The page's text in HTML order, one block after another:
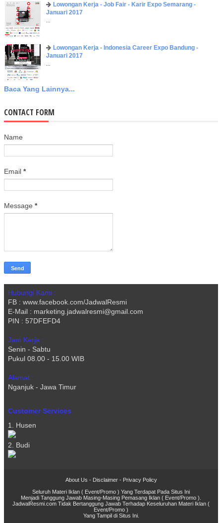
Lowongan Kerja - Job Fair - Karir Expo Semarang -
Januari 2017
...
Lowongan Kerja - Indonesia Career Expo Bandung -
Januari 2017
...
Baca Yang Lainnya...
CONTACT FORM
Name
Email *
Message *
Hubungi Kami :
FB : www.facebook.com/JadwalResmi
E-Mail : marketing.jadwalresmi@gmail.com
PIN : 57DFEFD4
Jam Kerja :
Senin - Sabtu
Pukul 08.00 - 15.00 WIB
Alamat :
Nganjuk - Jawa Timur
Customer Services
1. Husen
2. Budi
About Us - Disclaimer- Privacy Policy
Seluruh Materi Iklan ( Event/Promo ) Yang Terdapat Pada Situs Ini
Menjadi Tanggung Jawab Masing-Masing Pemasang Iklan ( Event/Promo ).
JadwalResmi.com Tidak Bertanggung Jawab Terhadap Keseluruhan Materi Iklan (
Event/Promo )
Yang Tampil di Situs Ini.